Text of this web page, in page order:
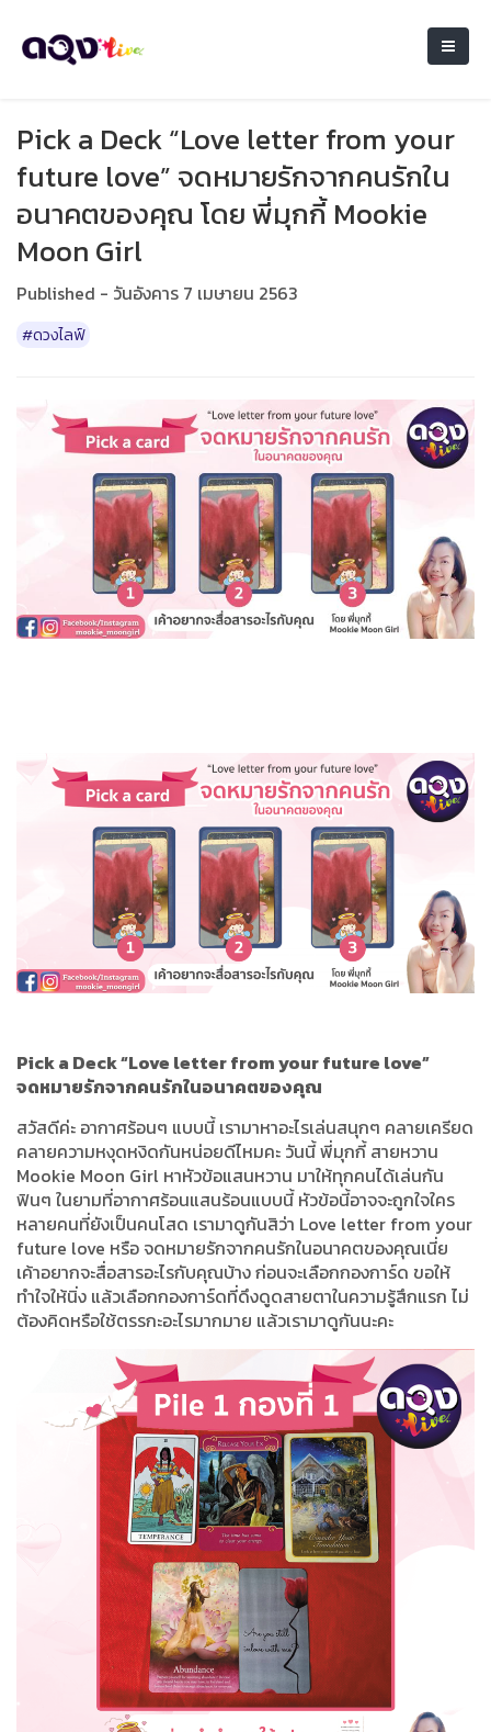
Pick a Deck “Love letter from your
future love” จดหมายรักจากคนรักใน
อนาคตของคุณ โดย พี่มุกกี้ Mookie
Moon Girl
Published - วันอังคาร 7 เมษายน 2563
#ดวงไลฟ์
Pick a Deck “Love letter from your future love”
จดหมายรักจากคนรักในอนาคตของคุณ
สวัสดีค่ะ อากาศร้อนๆ แบบนี้ เรามาหาอะไรเล่นสนุกๆ คลายเครียด
คลายความหงุดหงิดกันหน่อยดีไหมคะ วันนี้ พี่มุกกี้ สายหวาน
Mookie Moon Girl หาหัวข้อแสนหวาน มาให้ทุกคนได้เล่นกัน
ฟินๆ ในยามที่อากาศร้อนแสนร้อนแบบนี้ หัวข้อนี้อาจจะถูกใจใคร
หลายคนที่ยังเป็นคนโสด เรามาดูกันสิว่า Love letter from your
future love หรือ จดหมายรักจากคนรักในอนาคตของคุณเนี่ย
เค้าอยากจะสื่อสารอะไรกับคุณบ้าง ก่อนจะเลือกกองการ์ด ขอให้
ทำใจให้นิ่ง แล้วเลือกกองการ์ดที่ดึงดูดสายตาในความรู้สึกแรก ไม่
ต้องคิดหรือใช้ตรรกะอะไรมากมาย แล้วเรามาดูกันนะคะ